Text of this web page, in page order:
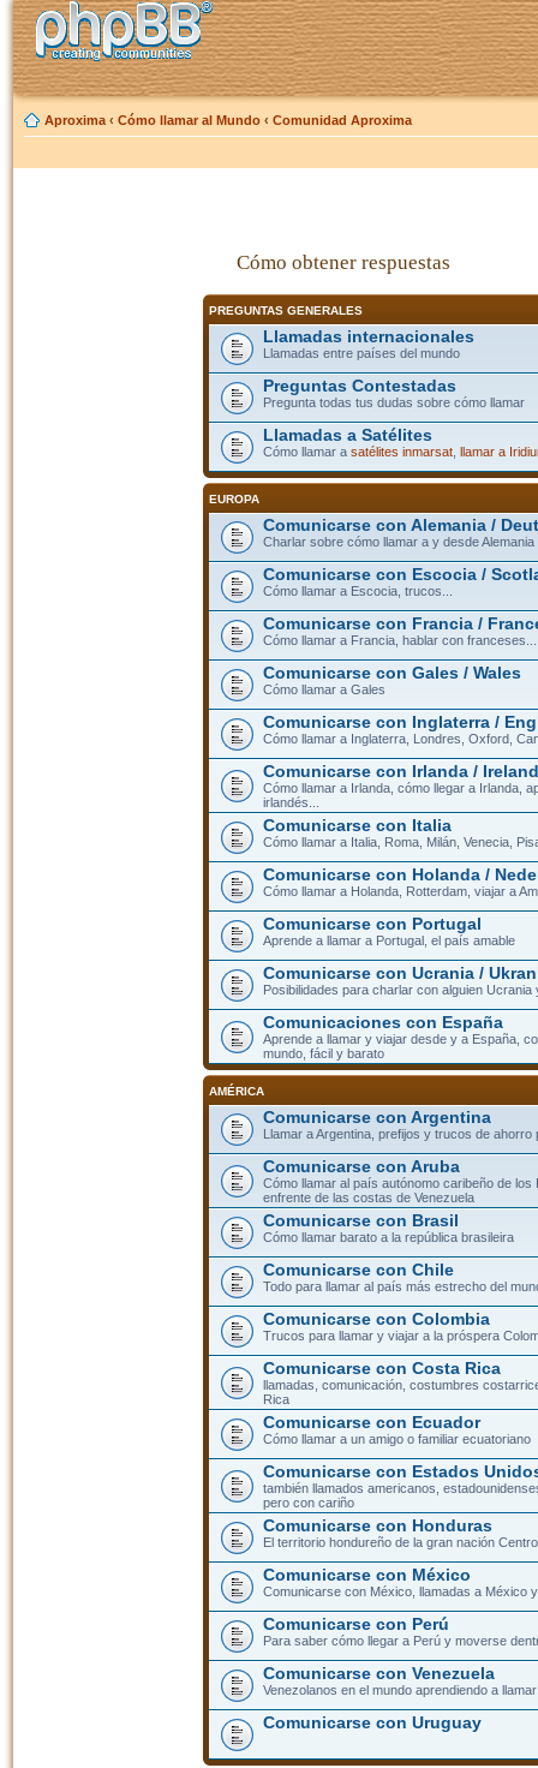
Aproxima ‹ Cómo llamar al Mundo ‹ Comunidad Aproxima
Cómo obtener respuestas
PREGUNTAS GENERALES
Llamadas internacionales
Llamadas entre países del mundo
Preguntas Contestadas
Pregunta todas tus dudas sobre cómo llamar
Llamadas a Satélites
Cómo llamar a satélites inmarsat, llamar a
EUROPA
Comunicarse con Alemania /
Charlar sobre cómo llamar a y desde Alemania
Comunicarse con Escocia /
Cómo llamar a Escocia, trucos...
Comunicarse con Francia /
Cómo llamar a Francia, hablar con franceses...
Comunicarse con Gales / Wales
Cómo llamar a Gales
Comunicarse con Inglaterra /
Cómo llamar a Inglaterra, Londres, Oxford,
Comunicarse con Irlanda / Ireland
Cómo llamar a Irlanda, cómo llegar a Irlanda,
irlandés...
Comunicarse con Italia
Cómo llamar a Italia, Roma, Milán, Venecia,
Comunicarse con Holanda /
Cómo llamar a Holanda, Rotterdam, viajar a
Comunicarse con Portugal
Aprende a llamar a Portugal, el país amable
Comunicarse con Ucrania /
Posibilidades para charlar con alguien Ucrania
Comunicaciones con España
Aprende a llamar y viajar desde y a España,
mundo, fácil y barato
AMÉRICA
Comunicarse con Argentina
Llamar a Argentina, prefijos y trucos de ahorro
Comunicarse con Aruba
Cómo llamar al país autónomo caribeño de los
enfrente de las costas de Venezuela
Comunicarse con Brasil
Cómo llamar barato a la república brasileira
Comunicarse con Chile
Todo para llamar al país más estrecho del
Comunicarse con Colombia
Trucos para llamar y viajar a la próspera
Comunicarse con Costa Rica
llamadas, comunicación, costumbres
Rica
Comunicarse con Ecuador
Cómo llamar a un amigo o familiar ecuatoriano
Comunicarse con Estados
también llamados americanos,
pero con cariño
Comunicarse con Honduras
El territorio hondureño de la gran nación
Comunicarse con México
Comunicarse con México, llamadas a México
Comunicarse con Perú
Para saber cómo llegar a Perú y moverse
Comunicarse con Venezuela
Venezolanos en el mundo aprendiendo a
Comunicarse con Uruguay